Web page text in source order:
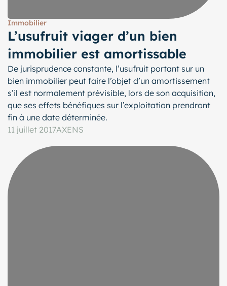
Immobilier
L’usufruit viager d’un bien
immobilier est amortissable
De jurisprudence constante, l’usufruit portant sur un
bien immobilier peut faire l’objet d’un amortissement
s’il est normalement prévisible, lors de son acquisition,
que ses effets bénéfiques sur l’exploitation prendront
fin à une date déterminée.
11 juillet 2017AXENS